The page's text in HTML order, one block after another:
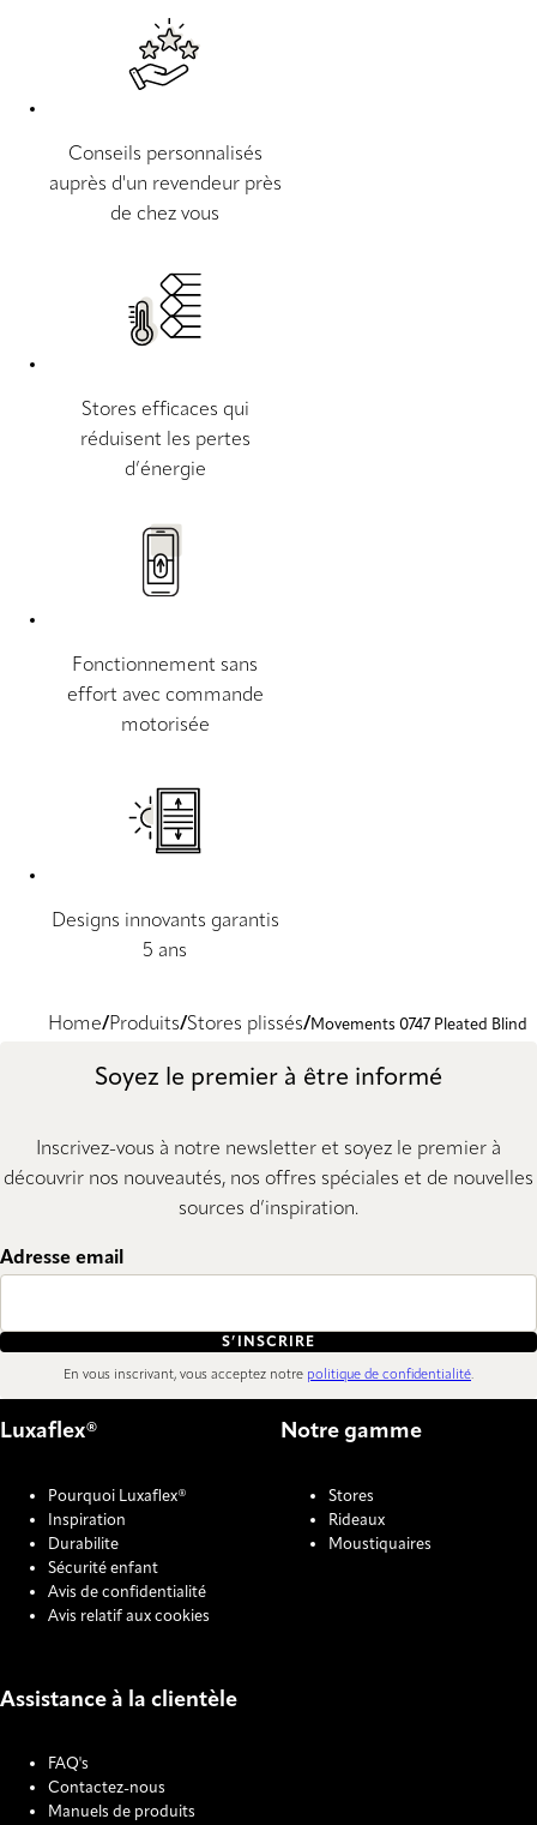
Conseils personnalisés
auprès d'un revendeur près
de chez vous
Stores efficaces qui
réduisent les pertes
d’énergie
Fonctionnement sans
effort avec commande
motorisée
Designs innovants garantis
5 ans
Home Produits Stores plissés Movements 0747 Pleated Blind
Soyez le premier à être informé
Inscrivez-vous à notre newsletter et soyez le premier à
découvrir nos nouveautés, nos offres spéciales et de nouvelles
sources d’inspiration.
Adresse email
S’INSCRIRE
En vous inscrivant, vous acceptez notre politique de confidentialité.
Luxaflex®
Pourquoi Luxaflex®
Inspiration
Durabilite
Sécurité enfant
Avis de confidentialité
Avis relatif aux cookies
Notre gamme
Stores
Rideaux
Moustiquaires
Assistance à la clientèle
FAQ's
Contactez-nous
Manuels de produits